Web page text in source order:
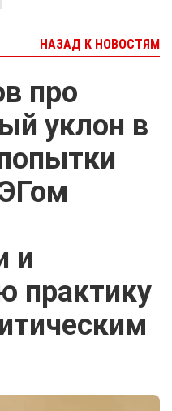
НАЗАД К НОВОСТЯМ
про
уклон в
и
практику